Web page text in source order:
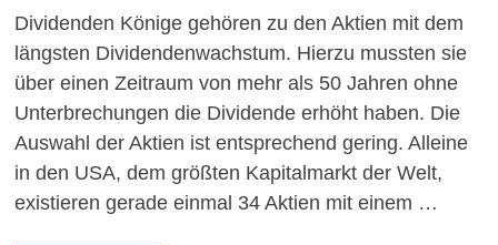
Dividenden Könige gehören zu den Aktien mit dem
längsten Dividendenwachstum. Hierzu mussten sie
über einen Zeitraum von mehr als 50 Jahren ohne
Unterbrechungen die Dividende erhöht haben. Die
Auswahl der Aktien ist entsprechend gering. Alleine
in den USA, dem größten Kapitalmarkt der Welt,
existieren gerade einmal 34 Aktien mit einem …